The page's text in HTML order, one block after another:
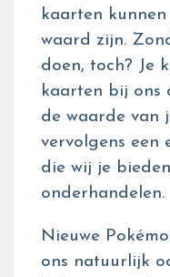
kaarten
waard zijn.
doen, toch? Je
kaarten bij ons
de waarde van
vervolgens een
die wij je
onderhandelen.
Nieuwe
ons natuurlijk